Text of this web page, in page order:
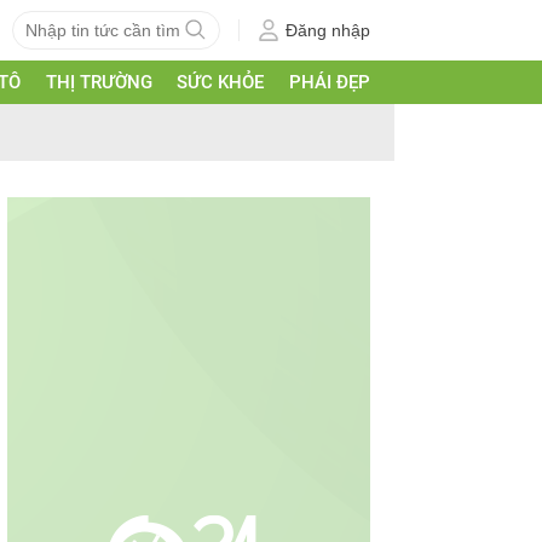
Đăng nhập
THỊ TRƯỜNG SỨC KHỎE PHÁI ĐẸP